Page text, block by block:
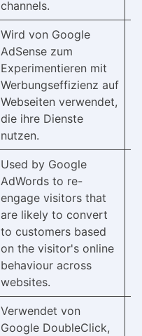
channels.
Wird von Google
AdSense zum
Experimentieren mit
Werbungseffizienz auf
Webseiten verwendet,
die ihre Dienste
nutzen.
Used by Google
AdWords to re-
engage visitors that
are likely to convert
to customers based
on the visitor's online
behaviour across
websites.
Verwendet von
Google DoubleClick,